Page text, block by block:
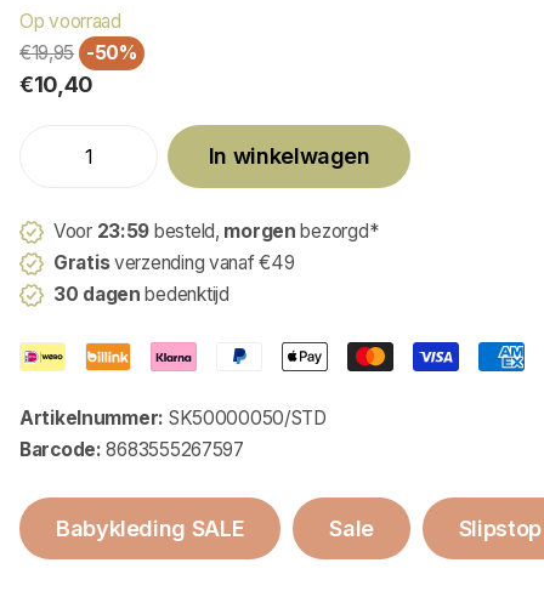
Op voorraad
€19,95 -50%
€10,40
In winkelwagen
Voor 23:59 besteld, morgen bezorgd*
Gratisverzending vanaf €49
30 dagen bedenktijd
Artikelnummer: SK50000050/STD
Barcode: 8683555267597
Babykleding SALE Sale Slipstop